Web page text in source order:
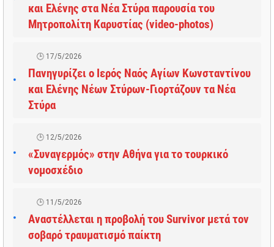
και Ελένης στα Νέα Στύρα παρουσία του
Μητροπολίτη Καρυστίας (video-photos)
17/5/2026
Πανηγυρίζει ο Ιερός Ναός Αγίων Κωνσταντίνου
και Ελένης Νέων Στύρων-Γιορτάζουν τα Νέα
Στύρα
12/5/2026
«Συναγερμός» στην Αθήνα για το τουρκικό
νομοσχέδιο
11/5/2026
Αναστέλλεται η προβολή του Survivor μετά τον
σοβαρό τραυματισμό παίκτη